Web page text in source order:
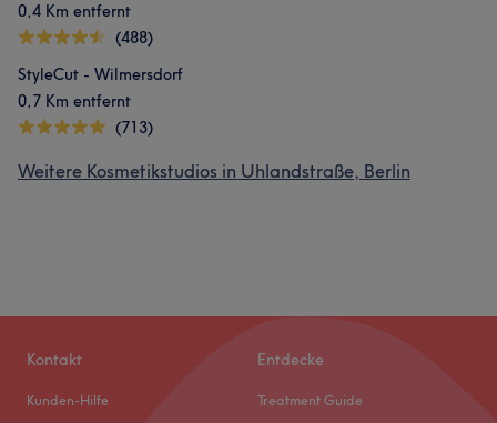
0,4 Km entfernt
(488)
StyleCut - Wilmersdorf
0,7 Km entfernt
(713)
Weitere Kosmetikstudios in Uhlandstraße, Berlin
Kontakt
Kunden-Hilfe
Entdecke
Treatment Guide